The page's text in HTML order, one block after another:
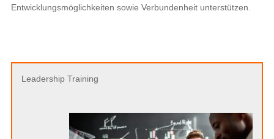
Entwicklungsmöglichkeiten sowie Verbundenheit unterstützen.
Leadership Training